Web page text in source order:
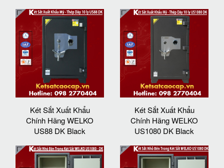
Két Sắt Xuất Khẩu
Chính Hãng WELKO
US88 DK Black
Két Sắt Xuất Khẩu
Chính Hãng WELKO
US1080 DK Black